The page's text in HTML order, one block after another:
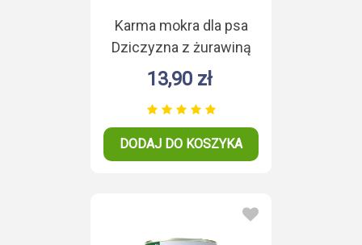
Karma mokra dla psa
Dziczyzna z żurawiną
Monoproteina 400g
13,90 zł
DODAJ DO KOSZYKA